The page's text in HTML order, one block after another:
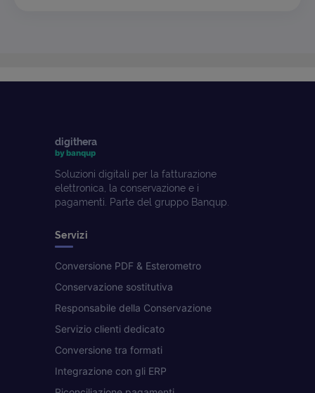
digithera
by banqup
Soluzioni digitali per la fatturazione
elettronica, la conservazione e i
pagamenti. Parte del gruppo Banqup.
Servizi
Conversione PDF & Esterometro
Conservazione sostitutiva
Responsabile della Conservazione
Servizio clienti dedicato
Conversione tra formati
Integrazione con gli ERP